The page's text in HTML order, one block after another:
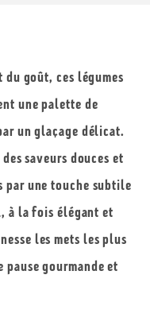
du goût, ces légumes
une palette de
un glaçage délicat.
saveurs douces et
par une touche subtile
à la fois élégant et
les mets les plus
pause gourmande et